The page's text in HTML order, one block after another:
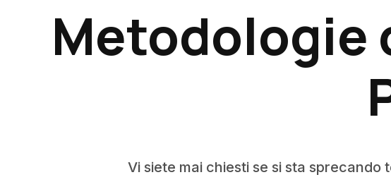
Metodologie
Vi siete mai chiesti se si sta